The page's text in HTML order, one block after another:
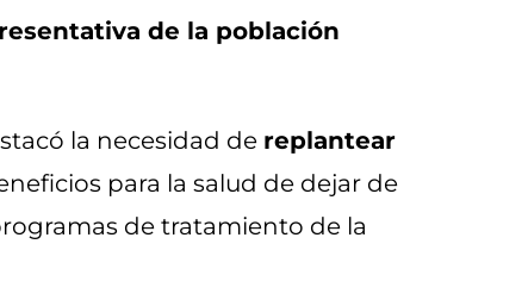
de la población
la necesidad de replantear
para la salud de dejar de
de tratamiento de la